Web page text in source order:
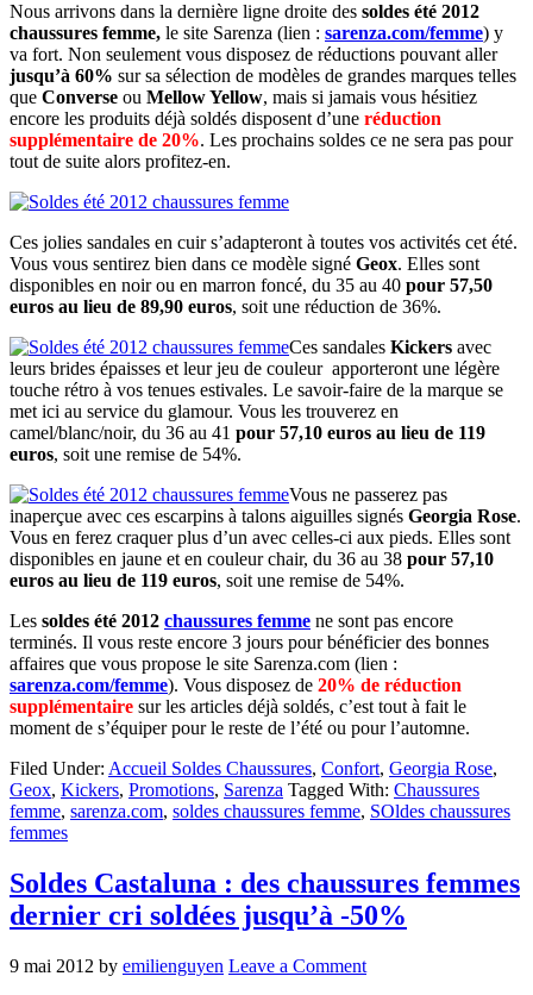
Nous arrivons dans la dernière ligne droite des soldes été 2012
chaussures femme, le site Sarenza (lien : sarenza.com/femme) y
va fort. Non seulement vous disposez de réductions pouvant aller
jusqu’à 60% sur sa sélection de modèles de grandes marques telles
que Converse ou Mellow Yellow, mais si jamais vous hésitiez
encore les produits déjà soldés disposent d’une réduction
supplémentaire de 20%. Les prochains soldes ce ne sera pas pour
tout de suite alors profitez-en.
Ces jolies sandales en cuir s’adapteront à toutes vos activités cet été.
Vous vous sentirez bien dans ce modèle signé Geox. Elles sont
disponibles en noir ou en marron foncé, du 35 au 40 pour 57,50
euros au lieu de 89,90 euros, soit une réduction de 36%.
Ces sandales Kickers avec
leurs brides épaisses et leur jeu de couleur apporteront une légère
touche rétro à vos tenues estivales. Le savoir-faire de la marque se
met ici au service du glamour. Vous les trouverez en
camel/blanc/noir, du 36 au 41 pour 57,10 euros au lieu de 119
euros, soit une remise de 54%.
Vous ne passerez pas
inaperçue avec ces escarpins à talons aiguilles signés Georgia Rose.
Vous en ferez craquer plus d’un avec celles-ci aux pieds. Elles sont
disponibles en jaune et en couleur chair, du 36 au 38 pour 57,10
euros au lieu de 119 euros, soit une remise de 54%.
Les soldes été 2012 chaussures femme ne sont pas encore
terminés. Il vous reste encore 3 jours pour bénéficier des bonnes
affaires que vous propose le site Sarenza.com (lien :
sarenza.com/femme). Vous disposez de 20% de réduction
supplémentaire sur les articles déjà soldés, c’est tout à fait le
moment de s’équiper pour le reste de l’été ou pour l’automne.
Filed Under: Accueil Soldes Chaussures, Confort, Georgia Rose,
Geox, Kickers, Promotions, Sarenza Tagged With: Chaussures
femme, sarenza.com, soldes chaussures femme, SOldes chaussures
femmes
Soldes Castaluna : des chaussures femmes
dernier cri soldées jusqu’à -50%
9 mai 2012 by emilienguyen Leave a Comment